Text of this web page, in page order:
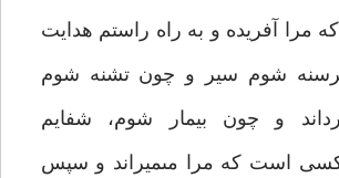
مرا آفريده و به راه راستم هدايت
شوم سير و چون تشنه شوم
و چون بيمار شوم، شفايم
كسى است كه مرا مىميراند و سپس